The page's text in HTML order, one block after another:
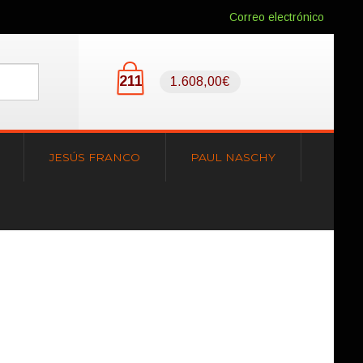
Correo electrónico
211 1.608,00€
JESÚS FRANCO PAUL NASCHY